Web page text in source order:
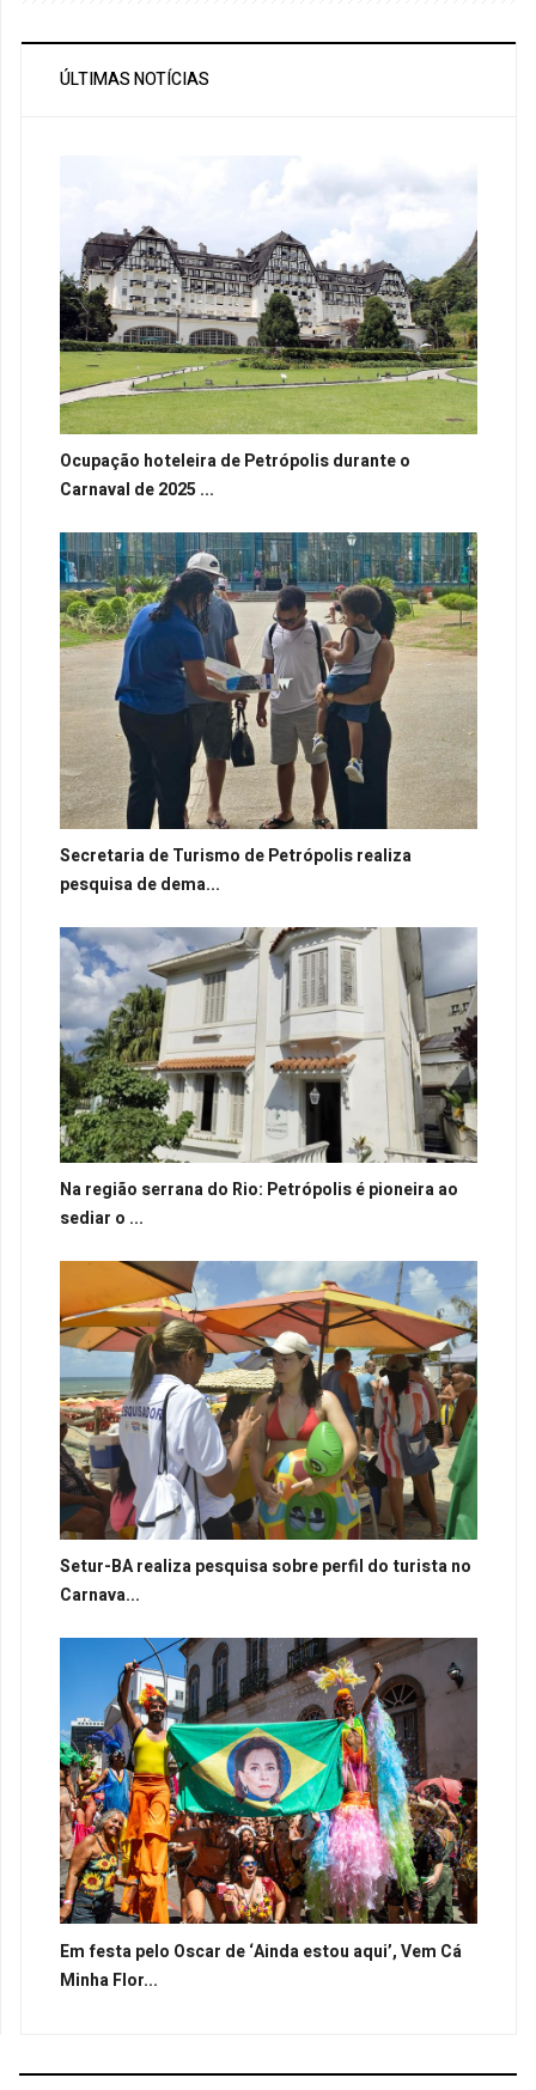
ÚLTIMAS NOTÍCIAS
Ocupação hoteleira de Petrópolis durante o
Carnaval de 2025 ...
Secretaria de Turismo de Petrópolis realiza
pesquisa de dema...
Na região serrana do Rio: Petrópolis é pioneira ao
sediar o ...
Setur-BA realiza pesquisa sobre perfil do turista no
Carnava...
Em festa pelo Oscar de ‘Ainda estou aqui’, Vem Cá
Minha Flor...